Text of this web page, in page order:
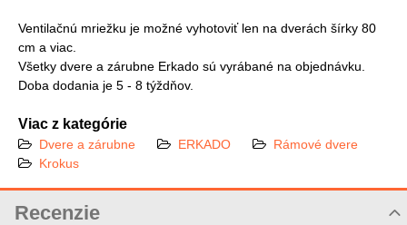
Ventilačnú mriežku je možné vyhotoviť len na dverách šírky 80
cm a viac.
Všetky dvere a zárubne Erkado sú vyrábané na objednávku.
Doba dodania je 5 - 8 týždňov.
Viac z kategórie
Dvere a zárubne ERKADO
Rámové dvere
Krokus
Recenzie